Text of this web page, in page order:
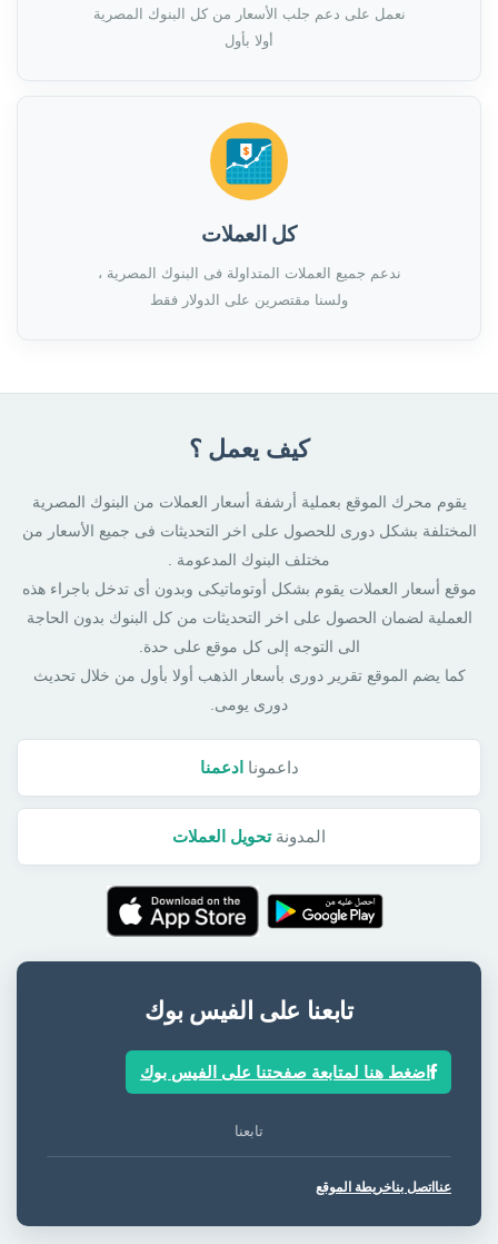
نعمل على دعم جلب الأسعار من كل البنوك المصرية
أولا بأول
كل العملات
ندعم جميع العملات المتداولة فى البنوك المصرية ،
ولسنا مقتصرين على الدولار فقط
كيف يعمل ؟
يقوم محرك الموقع بعملية أرشفة أسعار العملات من البنوك المصرية
المختلفة بشكل دورى للحصول على اخر التحديثات فى جميع الأسعار من
مختلف البنوك المدعومة .
موقع أسعار العملات يقوم بشكل أوتوماتيكى وبدون أى تدخل باجراء هذه
العملية لضمان الحصول على اخر التحديثات من كل البنوك بدون الحاجة
الى التوجه إلى كل موقع على حدة.
كما يضم الموقع تقرير دورى بأسعار الذهب أولا بأول من خلال تحديث
دورى يومى.
داعمونا ادعمنا
المدونةتحويل العملات
تابعنا على الفيس بوك
اضغط هنا لمتابعة صفحتنا على الفيس بوك
تابعنا
عنا اتصل بناخريطة الموقع